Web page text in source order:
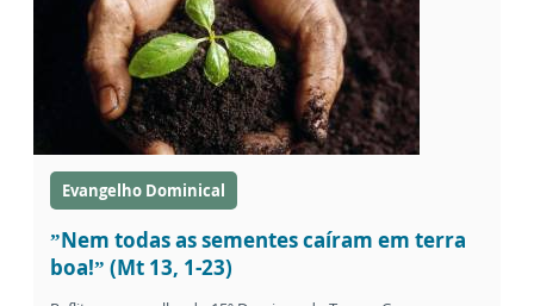
Evangelho Dominical
”Nem todas as sementes caíram em terra
boa!” (Mt 13, 1-23)